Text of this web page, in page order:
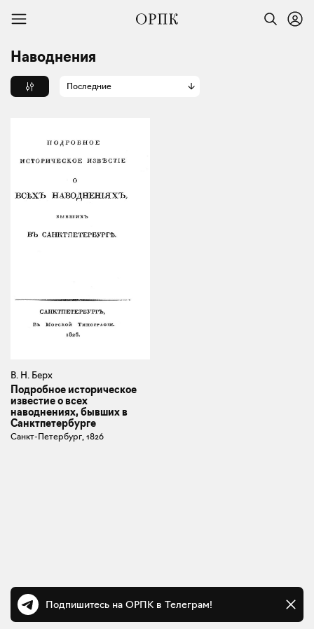
Наводнения
Последние
В. Н. Берх
Подробное историческое
известие о всех
наводнениях, бывших в
Санктпетербурге
Санкт-Петербург, 1826
Подпишитесь на ОРПК в Телеграм!